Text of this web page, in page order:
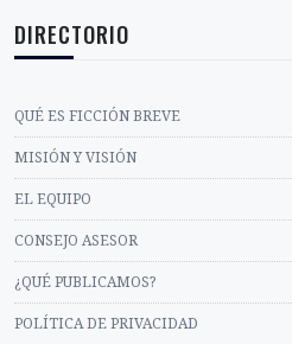
DIRECTORIO
QUÉ ES FICCIÓN BREVE
MISIÓN Y VISIÓN
EL EQUIPO
CONSEJO ASESOR
¿QUÉ PUBLICAMOS?
POLÍTICA DE PRIVACIDAD